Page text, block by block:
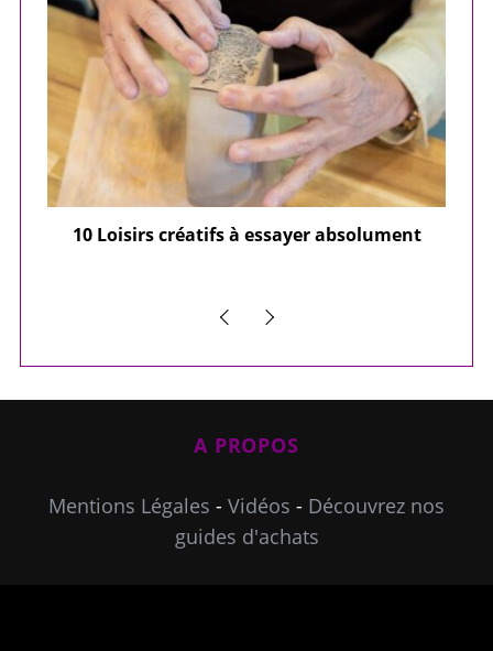
10 Loisirs créatifs à essayer absolument
A PROPOS
Mentions Légales - Vidéos - Découvrez nos
guides d'achats